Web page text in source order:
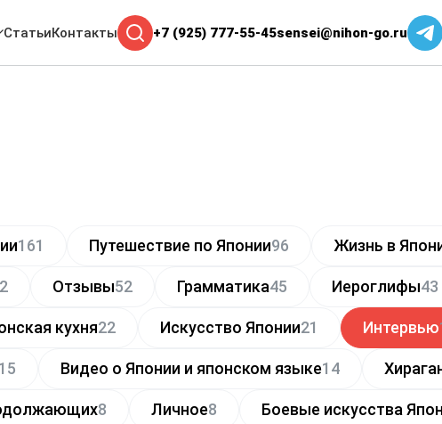
СтатьиКонтакты +7 (925) 777-55-45sensei@nihon-go.ru
161 Путешествие по Японии96 Жизнь в
Отзывы52 Грамматика45 Иероглифы43
кухня22 Искусство Японии21 Интервью
15 Видео о Японии и японском языке14
8 Личное8 Боевые искусства